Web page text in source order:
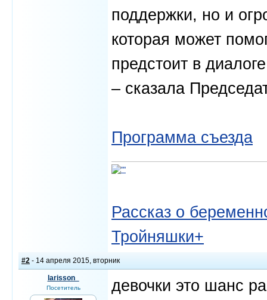
поддержки, но и
которая может
предстоит в
– сказала
Программа съезда
Рассказ о
Тройняшки+
#2 - 14 апреля 2015, вторник
larisson_
Посетитель
девочки это шанс